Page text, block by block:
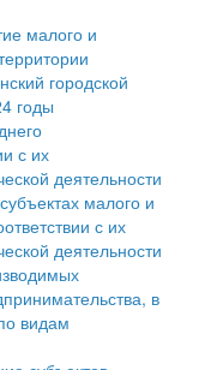
малого и
малого и
малого и
городской
годы
с их
деятельности
малого и
с их
деятельности
в
видам